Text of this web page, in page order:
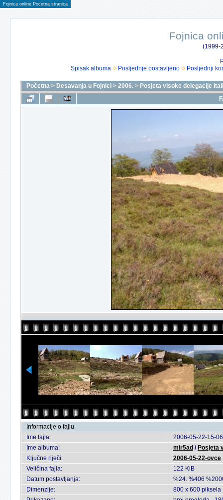
Fojnica online Pocetna stranica
Fojnica
(1999-
Spisak albuma
Posljednje postavljeno Posljednji
Početna > Desavanja u Fojnici > 2006. > Posjeta visoke delegacije
Informacije o fajlu
Ime fajla:
2006-05-22-15-
Ime albuma:
mir5ad / Posjeta
Ključne riječi:
2006-05-22-ovce
Veličina fajla:
122 KiB
Datum postavljanja:
%24. %406
Dimenzije:
800 x 600 piksela